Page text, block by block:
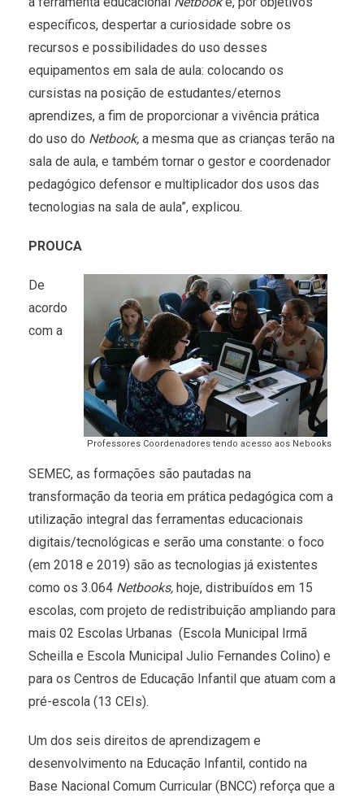
específicos, despertar a curiosidade sobre os
recursos e possibilidades do uso desses
equipamentos em sala de aula: colocando os
cursistas na posição de estudantes/eternos
aprendizes, a fim de proporcionar a vivência prática
do uso do Netbook, a mesma que as crianças terão na
sala de aula, e também tornar o gestor e coordenador
pedagógico defensor e multiplicador dos usos das
tecnologias na sala de aula”, explicou.
PROUCA
Professores Coordenadores tendo acesso aos Nebooks
De
acordo
com a
SEMEC, as formações são pautadas na
transformação da teoria em prática pedagógica com a
utilização integral das ferramentas educacionais
digitais/tecnológicas e serão uma constante: o foco
(em 2018 e 2019) são as tecnologias já existentes
como os 3.064 Netbooks, hoje, distribuídos em 15
escolas, com projeto de redistribuição ampliando para
mais 02 Escolas Urbanas (Escola Municipal Irmã
Scheilla e Escola Municipal Julio Fernandes Colino) e
para os Centros de Educação Infantil que atuam com a
pré-escola (13 CEIs).
Um dos seis direitos de aprendizagem e
desenvolvimento na Educação Infantil, contido na
Base Nacional Comum Curricular (BNCC) reforça que a